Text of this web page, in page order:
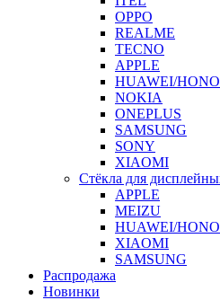
OPPO
REALME
TECNO
APPLE
HUAWEI/
NOKIA
ONEPLUS
SAMSUNG
SONY
XIAOMI
Стёкла для
APPLE
MEIZU
HUAWEI/
XIAOMI
SAMSUNG
Распродажа
Новинки